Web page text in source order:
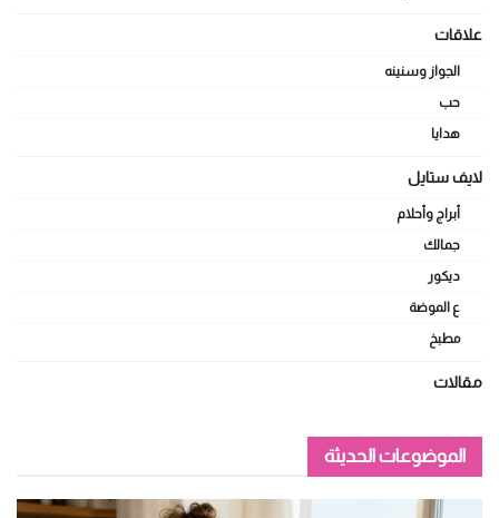
علاقات
الجواز وسنينه
حب
هدايا
لايف ستايل
أبراج وأحلام
جمالك
ديكور
ع الموضة
مطبخ
مقالات
الموضوعات الحديثة